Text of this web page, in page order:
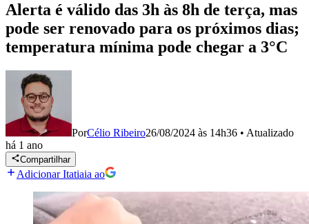
Alerta é válido das 3h às 8h de terça, mas
pode ser renovado para os próximos dias;
temperatura mínima pode chegar a 3°C
PorCélio Ribeiro26/08/2024 às 14h36 • Atualizado
há 1 ano
Compartilhar
Adicionar Itatiaia ao